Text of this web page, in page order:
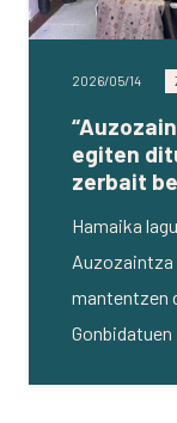
2026/05/14
egiten
zerbait
Hamaika
Auzozaintza
mantentzen